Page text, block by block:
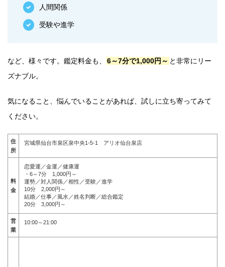
人間関係
受験や進学
など、様々です。鑑定料金も、 6～7分で1,000円～ と非常にリー
ズナブル。
気になること、悩んでいることがあれば、試しに立ち寄ってみて
ください。
住
所
宮城県仙台市泉区泉中央1-5-1 アリオ仙台泉店
料
金
恋愛運／金運／健康運
・6～7分 1,000円～
運勢／対人関係／相性／受験／進学
10分 2,000円～
結婚／仕事／風水／姓名判断／総合鑑定
20分 3,000円～
営
業
10:00～21:00